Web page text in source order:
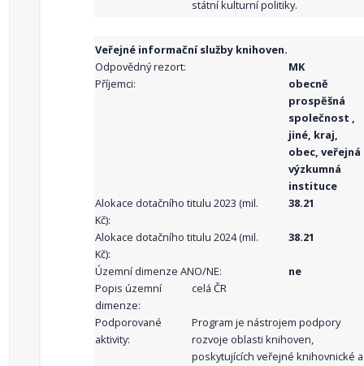
státní kulturní politiky.
Veřejné informační služby knihoven.
Odpovědný rezort:
MK
Příjemci:
obecně
prospěšná
společnost ,
jiné, kraj,
obec, veřejná
výzkumná
instituce
Alokace dotačního titulu 2023 (mil.
Kč):
38.21
Alokace dotačního titulu 2024 (mil.
Kč):
38.21
Územní dimenze ANO/NE:
ne
Popis územní
dimenze:
celá ČR
Podporované
aktivity:
Program je nástrojem podpory
rozvoje oblasti knihoven,
poskytujících veřejné knihovnické a